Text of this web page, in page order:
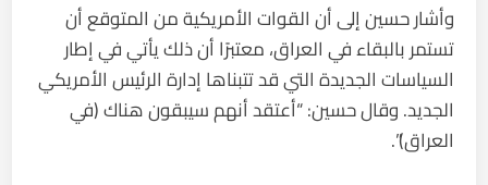
وأشار حسين إلى أن القوات الأمريكية من المتوقع أن
تستمر بالبقاء في العراق، معتبرًا أن ذلك يأتي في إطار
السياسات الجديدة التي قد تتبناها إدارة الرئيس الأمريكي
الجديد. وقال حسين: “أعتقد أنهم سيبقون هناك (في
العراق)”.